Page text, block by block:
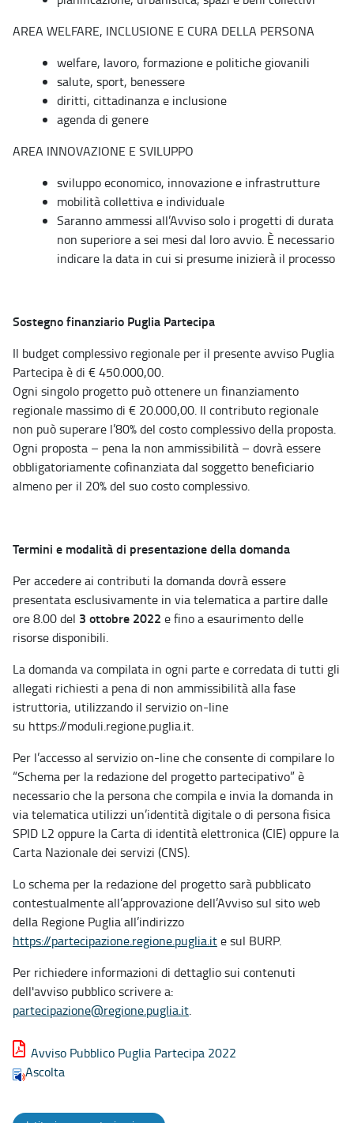
AREA WELFARE, INCLUSIONE E CURA DELLA PERSONA
welfare, lavoro, formazione e politiche giovanili
salute, sport, benessere
diritti, cittadinanza e inclusione
agenda di genere
AREA INNOVAZIONE E SVILUPPO
sviluppo economico, innovazione e infrastrutture
mobilità collettiva e individuale
Saranno ammessi all’Avviso solo i progetti di durata
non superiore a sei mesi dal loro avvio. È necessario
indicare la data in cui si presume inizierà il processo
Sostegno finanziario Puglia Partecipa
Il budget complessivo regionale per il presente avviso Puglia
Partecipa è di € 450.000,00.
Ogni singolo progetto può ottenere un finanziamento
regionale massimo di € 20.000,00. Il contributo regionale
non può superare l’80% del costo complessivo della proposta.
Ogni proposta – pena la non ammissibilità – dovrà essere
obbligatoriamente cofinanziata dal soggetto beneficiario
almeno per il 20% del suo costo complessivo.
Termini e modalità di presentazione della domanda
Per accedere ai contributi la domanda dovrà essere
presentata esclusivamente in via telematica a partire dalle
ore 8.00 del 3 ottobre 2022 e fino a esaurimento delle
risorse disponibili.
La domanda va compilata in ogni parte e corredata di tutti gli
allegati richiesti a pena di non ammissibilità alla fase
istruttoria, utilizzando il servizio on-line
su https://moduli.regione.puglia.it.
Per l’accesso al servizio on-line che consente di compilare lo
“Schema per la redazione del progetto partecipativo” è
necessario che la persona che compila e invia la domanda in
via telematica utilizzi un’identità digitale o di persona fisica
SPID L2 oppure la Carta di identità elettronica (CIE) oppure la
Carta Nazionale dei servizi (CNS).
Lo schema per la redazione del progetto sarà pubblicato
contestualmente all’approvazione dell’Avviso sul sito web
della Regione Puglia all’indirizzo
https://partecipazione.regione.puglia.ite sul BURP.
Per richiedere informazioni di dettaglio sui contenuti
dell'avviso pubblico scrivere a:
partecipazione@regione.puglia.it.
Avviso Pubblico Puglia Partecipa 2022
Ascolta